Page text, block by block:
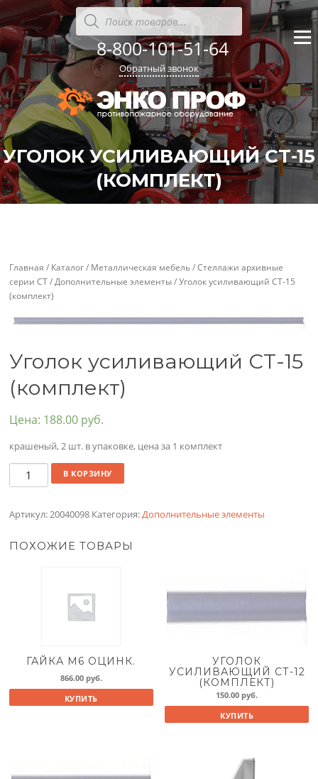
к
содержанию
Поиск
товаров
8-800-101-51-64
Обратный звонок
УГОЛОК УСИЛИВАЮЩИЙ СТ-15
(КОМПЛЕКТ)
''
Главная / Каталог/ Металлическая мебель/Стеллажи архивные
серии СТ/Дополнительные элементы/ Уголок усиливающий СТ-15
(комплект)
Уголок усиливающий СТ-15
(комплект)
Цена: 188.00 руб.
крашеный, 2 шт. в упаковке, цена за 1 комплект
Количество
В КОРЗИНУ
Артикул:20040098 Категория:Дополнительные элементы
ПОХОЖИЕ ТОВАРЫ
ГАЙКА М6 ОЦИНК.
866.00 руб.
КУПИТЬ
УГОЛОК
УСИЛИВАЮЩИЙ СТ-12
(КОМПЛЕКТ)
150.00 руб.
КУПИТЬ